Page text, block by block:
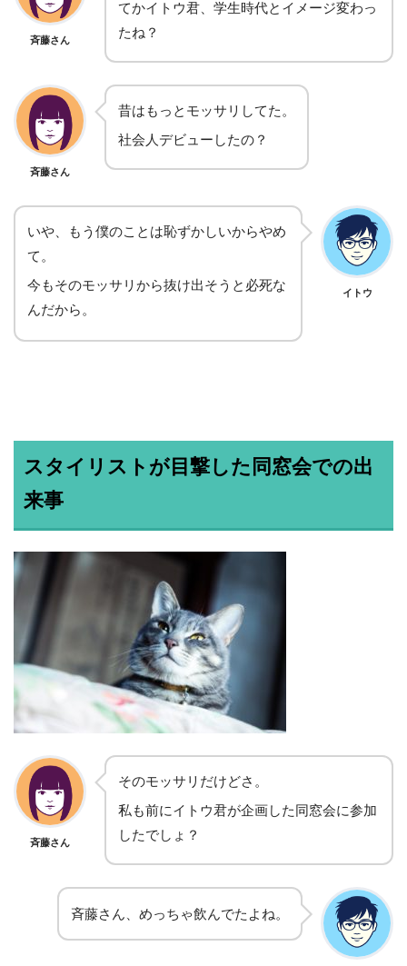
斉藤さん
てかイトウ君、学生時代とイメージ変わっ
たね？
斉藤さん
昔はもっとモッサリしてた。
社会人デビューしたの？
いや、もう僕のことは恥ずかしいからやめ
て。
今もそのモッサリから抜け出そうと必死な
んだから。
イトウ
スタイリストが目撃した同窓会での出
来事
斉藤さん
そのモッサリだけどさ。
私も前にイトウ君が企画した同窓会に参加
したでしょ？
斉藤さん、めっちゃ飲んでたよね。